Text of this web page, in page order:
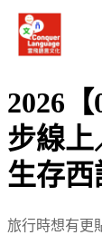
2026
步線
生存西
旅行時想有更